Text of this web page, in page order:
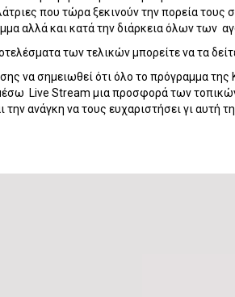
που τώρα ξεκινούν την πορεία τους
αλλά και κατά την διάρκεια όλων των
των τελικών μπορείτε να τα
να σημειωθεί ότι όλο το πρόγραμμα της
Live Stream μια προσφορά των
την ανάγκη να τους ευχαριστήσει γι αυτή